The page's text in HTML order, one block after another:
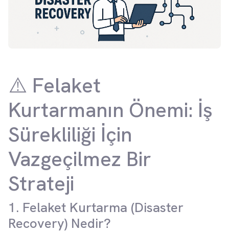
⚠️ Felaket
Kurtarmanın Önemi: İş
Sürekliliği İçin
Vazgeçilmez Bir
Strateji
1. Felaket Kurtarma (Disaster
Recovery) Nedir?